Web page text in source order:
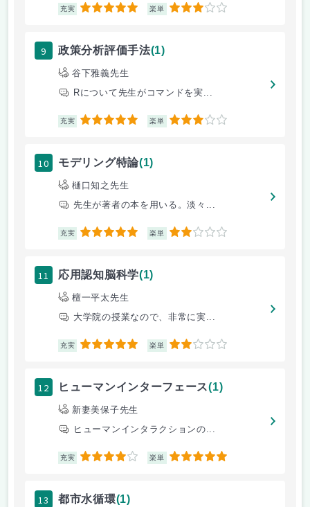
充実 5 楽単 3
9 政策分析評価手法(1)
谷下雅義先生
Rについて先生がコマンドを実...
充実 5 楽単 3
10 モデリング特論(1)
樋口知之先生
先生が著者の本を用いる。淡々...
充実 5 楽単 2
11 応用認知脳科学(1)
檀一平太先生
大学院の授業なので、非常に実...
充実 5 楽単 2
12 ヒューマンインターフェース(1)
新妻美保子先生
ヒューマンインタラクションの...
充実 4 楽単 5
13 都市水循環(1)